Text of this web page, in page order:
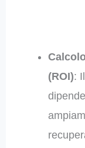
(ROI):